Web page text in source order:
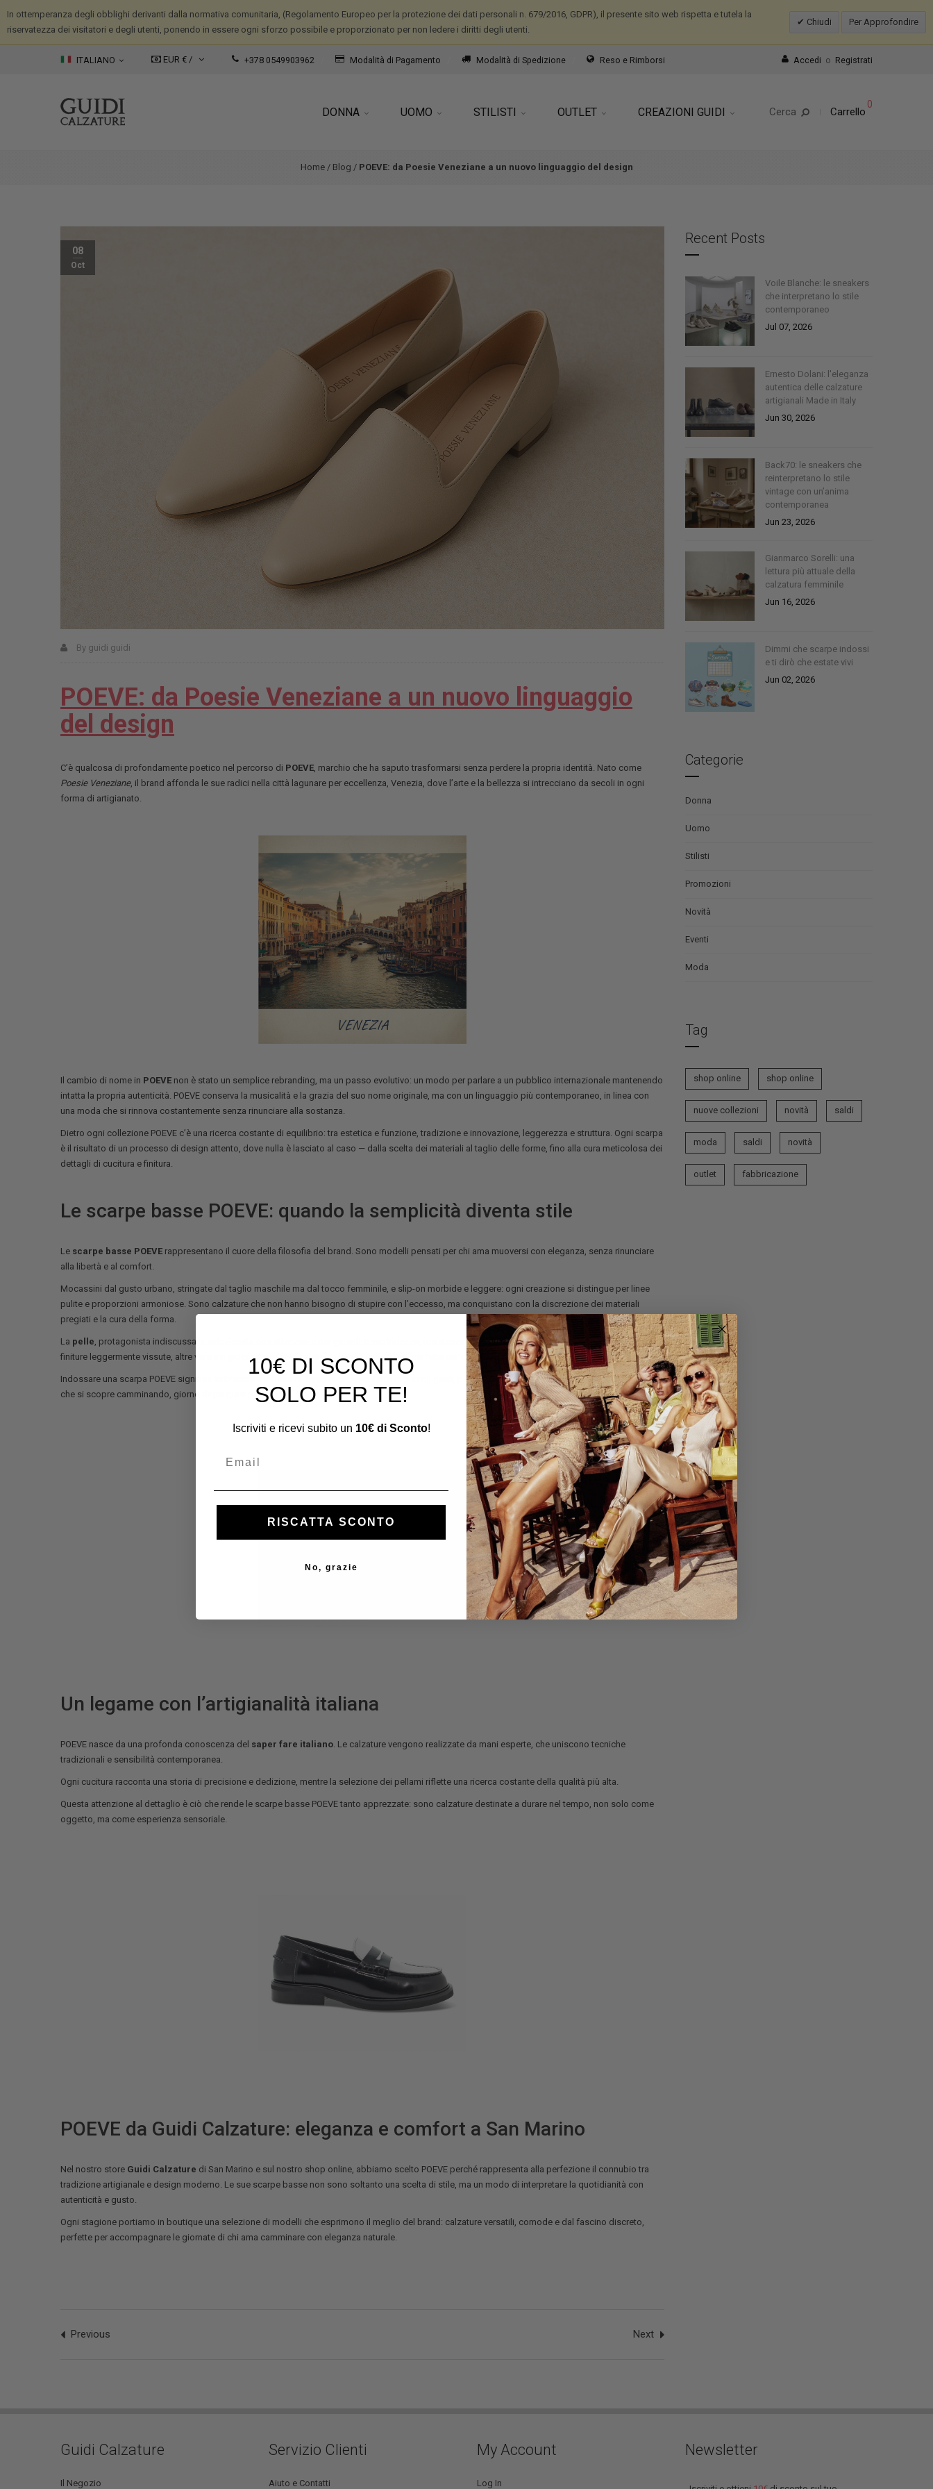
In ottemperanza degli obblighi derivanti dalla normativa comunitaria, (Regolamento Europeo per la protezione dei dati personali n. 679/2016, GDPR), il presente sito web rispetta e tutela la
riservatezza dei visitatori e degli utenti, ponendo in essere ogni sforzo possibile e proporzionato per non ledere i diritti degli utenti.
Chiudi Per Approfondire
ITALIANO EUR € / +378 0549903962 Modalità di Pagamento Modalità di Spedizione Reso e Rimborsi Accedi o Registrati
DONNA UOMO STILISTI OUTLET CREAZIONI GUIDI Cerca Carrello
0
Home / Blog / POEVE: da Poesie Veneziane a un nuovo linguaggio del design
08
Oct
By guidi guidi
POEVE: da Poesie Veneziane a un nuovo linguaggio
del design
C’è qualcosa di profondamente poetico nel percorso di POEVE , marchio che ha saputo trasformarsi senza perdere la propria identità. Nato come
Poesie Veneziane, il brand affonda le sue radici nella città lagunare per eccellenza, Venezia, dove l’arte e la bellezza si intrecciano da secoli in ogni
forma di artigianato.
Il cambio di nome in POEVE non è stato un semplice rebranding, ma un passo evolutivo: un modo per parlare a un pubblico internazionale mantenendo
intatta la propria autenticità. POEVE conserva la musicalità e la grazia del suo nome originale, ma con un linguaggio più contemporaneo, in linea con
una moda che si rinnova costantemente senza rinunciare alla sostanza.
Dietro ogni collezione POEVE c’è una ricerca costante di equilibrio: tra estetica e funzione, tradizione e innovazione, leggerezza e struttura. Ogni scarpa
è il risultato di un processo di design attento, dove nulla è lasciato al caso — dalla scelta dei materiali al taglio delle forme, fino alla cura meticolosa dei
dettagli di cucitura e finitura.
Le scarpe basse POEVE: quando la semplicità diventa stile
Le scarpe basse POEVE rappresentano il cuore della filosofia del brand. Sono modelli pensati per chi ama muoversi con eleganza, senza rinunciare
alla libertà e al comfort.
Mocassini dal gusto urbano, stringate dal taglio maschile ma dal tocco femminile, e slip-on morbide e leggere: ogni creazione si distingue per linee
pulite e proporzioni armoniose. Sono calzature che non hanno bisogno di stupire con l’eccesso, ma conquistano con la discrezione dei materiali
pregiati e la cura della forma.
La pelle , protagonista indiscussa, è selezionata con attenzione per garantire morbidezza, resistenza e una calzata naturale. Alcuni modelli mostrano
finiture leggermente vissute, altre versioni giocano con tinte neutre e nuance sofisticate, perfette per chi cerca uno stile versatile e raffinato.
Indossare una scarpa POEVE significa abbracciare un’idea di
, fatto di piccoli gesti, passi leggeri e comfort autentico. È una bellezza
che si scopre camminando, giorno dopo giorno.
Un legame con l’artigianalità italiana
POEVE nasce da una profonda conoscenza del saper fare italiano . Le calzature vengono realizzate da mani esperte, che uniscono tecniche
tradizionali e sensibilità contemporanea.
Ogni cucitura racconta una storia di precisione e dedizione, mentre la selezione dei pellami riflette una ricerca costante della qualità più alta.
Questa attenzione al dettaglio è ciò che rende le scarpe basse POEVE tanto apprezzate: sono calzature destinate a durare nel tempo, non solo come
oggetto, ma come esperienza sensoriale.
POEVE da Guidi Calzature: eleganza e comfort a San Marino
Nel nostro store Guidi Calzature di San Marino e sul nostro shop online, abbiamo scelto POEVE perché rappresenta alla perfezione il connubio tra
tradizione artigianale e design moderno. Le sue scarpe basse non sono soltanto una scelta di stile, ma un modo di interpretare la quotidianità con
autenticità e gusto.
Ogni stagione portiamo in boutique una selezione di modelli che esprimono il meglio del brand: calzature versatili, comode e dal fascino discreto,
perfette per accompagnare le giornate di chi ama camminare con eleganza naturale.
Previous Next
Recent Posts
Voile Blanche: le sneakers
che interpretano lo stile
contemporaneo
Jul 07, 2026
Ernesto Dolani: l'eleganza
autentica delle calzature
artigianali Made in Italy
Jun 30, 2026
Back70: le sneakers che
reinterpretano lo stile
vintage con un’anima
contemporanea
Jun 23, 2026
Gianmarco Sorelli: una
lettura più attuale della
calzatura femminile
Jun 16, 2026
Dimmi che scarpe indossi
e ti dirò che estate vivi
Jun 02, 2026
Categorie
Donna
Uomo
Stilisti
Promozioni
Novità
Eventi
Moda
Tag
shop online shop online
nuove collezioni novità saldi
moda saldi novità
outlet fabbricazione
Guidi Calzature
Il Negozio
Servizio Clienti
Aiuto e Contatti
My Account
Log In
Newsletter
10€ DI SCONTO
SOLO PER TE!
Iscriviti e ricevi subito un 10€ di Sconto!
RISCATTA SCONTO
No, grazie